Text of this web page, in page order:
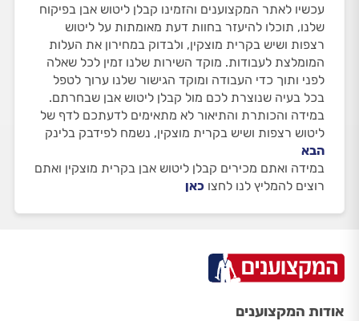
עכשיו לאתר המקצוענים והזמינו קבלן ליטוש אבן בפיקוח
שלנו, תוכלו להיעזר בחוות דעת מאומתות על ליטוש
רצפות ושיש בקרית מוצקין, ולבדוק במחירון את העלות
המומלצת לעבודות. מוקד השירות שלנו זמין לכל שאלה
לפני ותוך כדי העבודה ומוקד הגישור שלנו ערוך לטפל
בכל בעיה שנוצרת לכם מול קבלן ליטוש אבן שבחרתם.
במידה והכותרת והתיאור לא מתאימים לדעתכם לדף של
ליטוש רצפות ושיש בקרית מוצקין, נשמח לפידבק בלינק
הבא
במידה ואתם מכירים קבלן ליטוש אבן בקרית מוצקין ואתם
רוצים להמליץ לנו לחצו כאן
אודות המקצוענים